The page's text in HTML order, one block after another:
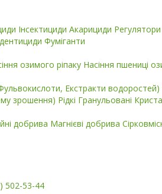
Інсектициди Акарициди
Фуміганти
озимого ріпаку Насіння пшениці
Екстракти водоростей)
зрошення) Рідкі Гранульовані
добрива Магнієві добрива
502-53-44